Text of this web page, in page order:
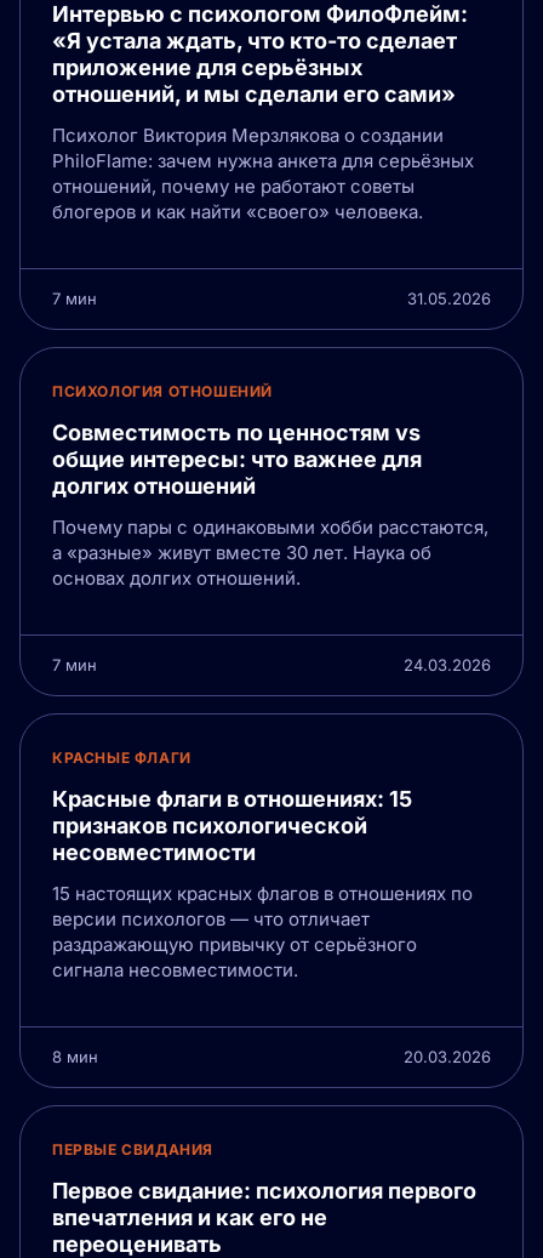
Интервью с психологом ФилоФлейм:
«Я устала ждать, что кто-то сделает
приложение для серьёзных
отношений, и мы сделали его сами»
Психолог Виктория Мерзлякова о создании
PhiloFlame: зачем нужна анкета для серьёзных
отношений, почему не работают советы
блогеров и как найти «своего» человека.
7 мин 31.05.2026
ПСИХОЛОГИЯ ОТНОШЕНИЙ
Совместимость по ценностям vs
общие интересы: что важнее для
долгих отношений
Почему пары с одинаковыми хобби расстаются,
а «разные» живут вместе 30 лет. Наука об
основах долгих отношений.
7 мин 24.03.2026
КРАСНЫЕ ФЛАГИ
Красные флаги в отношениях: 15
признаков психологической
несовместимости
15 настоящих красных флагов в отношениях по
версии психологов — что отличает
раздражающую привычку от серьёзного
сигнала несовместимости.
8 мин 20.03.2026
ПЕРВЫЕ СВИДАНИЯ
Первое свидание: психология первого
впечатления и как его не
переоценивать